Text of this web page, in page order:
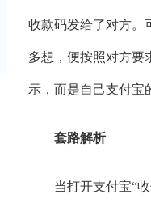
收款码发给了对方。
多想，便按照对方要
示，而是自己支付宝
套路解析
当打开支付宝“